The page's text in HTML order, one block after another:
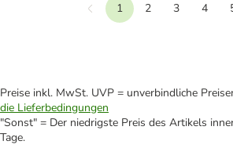
Vorherige
1 2 3 4
Preise inkl. MwSt. UVP = unverbindliche
die Lieferbedingungen
"Sonst" = Der niedrigste Preis des Artikels
Tage.